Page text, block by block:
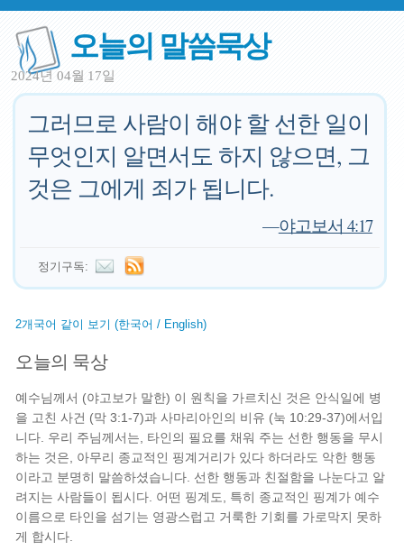
오늘의 말씀묵상
2024년 04월 17일
그러므로 사람이 해야 할 선한 일이
무엇인지 알면서도 하지 않으면, 그
것은 그에게 죄가 됩니다.
—야고보서 4:17
정기구독:
2개국어 같이 보기 (한국어 / English)
오늘의 묵상
예수님께서 (야고보가 말한) 이 원칙을 가르치신 것은 안식일에 병
을 고친 사건 (막 3:1-7)과 사마리아인의 비유 (눅 10:29-37)에서입
니다. 우리 주님께서는, 타인의 필요를 채워 주는 선한 행동을 무시
하는 것은, 아무리 종교적인 핑계거리가 있다 하더라도 악한 행동
이라고 분명히 말씀하셨습니다. 선한 행동과 친절함을 나눈다고 알
려지는 사람들이 됩시다. 어떤 핑계도, 특히 종교적인 핑계가 예수
이름으로 타인을 섬기는 영광스럽고 거룩한 기회를 가로막지 못하
게 합시다.